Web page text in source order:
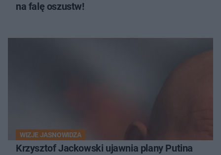
na falę oszustw!
WIZJE JASNOWIDZA
Krzysztof Jackowski ujawnia plany Putina